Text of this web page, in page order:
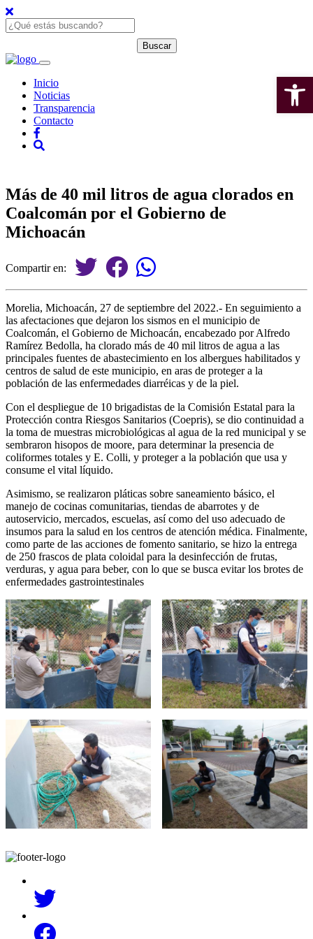
Inicio
Noticias
Transparencia
Contacto
Más de 40 mil litros de agua clorados en
Coalcomán por el Gobierno de
Michoacán
Compartir en:
Morelia, Michoacán, 27 de septiembre del 2022.- En seguimiento a
las afectaciones que dejaron los sismos en el municipio de
Coalcomán, el Gobierno de Michoacán, encabezado por Alfredo
Ramírez Bedolla, ha clorado más de 40 mil litros de agua a las
principales fuentes de abastecimiento en los albergues habilitados y
centros de salud de este municipio, en aras de proteger a la
población de las enfermedades diarréicas y de la piel.
Con el despliegue de 10 brigadistas de la Comisión Estatal para la
Protección contra Riesgos Sanitarios (Coepris), se dio continuidad a
la toma de muestras microbiológicas al agua de la red municipal y se
sembraron hisopos de moore, para determinar la presencia de
coliformes totales y E. Colli, y proteger a la población que usa y
consume el vital líquido.
Asimismo, se realizaron pláticas sobre saneamiento básico, el
manejo de cocinas comunitarias, tiendas de abarrotes y de
autoservicio, mercados, escuelas, así como del uso adecuado de
insumos para la salud en los centros de atención médica. Finalmente,
como parte de las acciones de fomento sanitario, se hizo la entrega
de 250 frascos de plata coloidal para la desinfección de frutas,
verduras, y agua para beber, con lo que se busca evitar los brotes de
enfermedades gastrointestinales